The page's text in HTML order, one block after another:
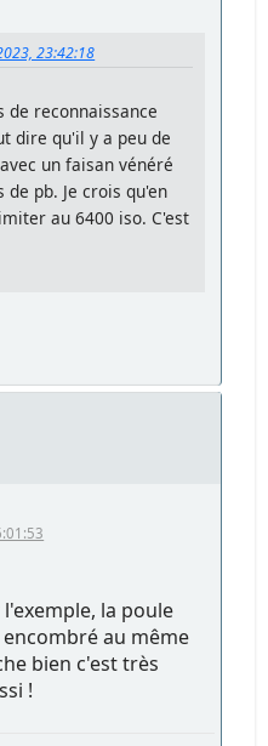
23:42:18
de reconnaissance
dire qu'il y a peu de
un faisan vénéré
pb. Je crois qu'en
au 6400 iso. C'est
la poule
au même
bien c'est très
!